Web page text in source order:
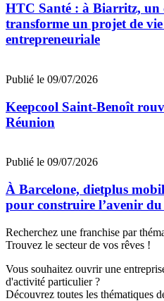
HTC Santé : à Biarritz, un
transforme un projet de
entrepreneuriale
Publié le 09/07/2026
Keepcool Saint-Benoît
Réunion
Publié le 09/07/2026
À Barcelone, dietplus
pour construire l’avenir du
Recherchez une franchise par
Trouvez le secteur de vos rêves !
Vous souhaitez ouvrir une
d'activité particulier ?
Découvrez toutes les thématiques